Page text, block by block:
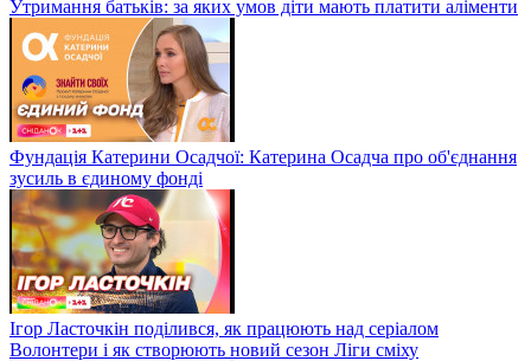
Утримання батьків: за яких умов діти мають платити аліменти
Фундація Катерини Осадчої: Катерина Осадча про об'єднання
зусиль в єдиному фонді
Ігор Ласточкін поділився, як працюють над серіалом
Волонтери і як створюють новий сезон Ліги сміху